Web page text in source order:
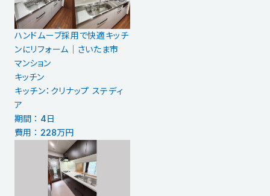
ハンドムーブ採用で快適キッチ
ンにリフォーム│さいたま市
マンション
キッチン
キッチン：クリナップ ステディ
ア
期間 ： 4日
費用 ： 228万円